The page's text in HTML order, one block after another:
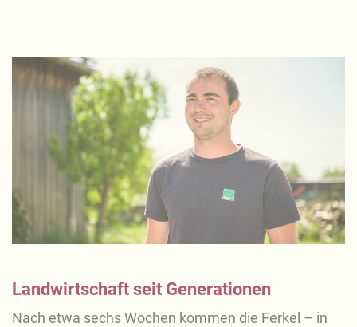
Landwirtschaft seit Generationen
Nach etwa sechs Wochen kommen die Ferkel – in